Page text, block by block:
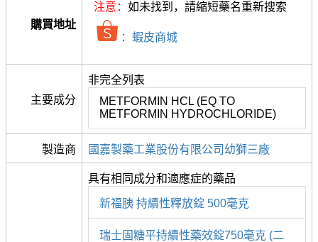
購買地址
注意： 如未找到，請縮短藥名重新搜索
：蝦皮商城
主要成分
非完全列表
METFORMIN HCL (EQ TO
METFORMIN HYDROCHLORIDE)
製造商 國嘉製藥工業股份有限公司幼獅三廠
具有相同成分和適應症的藥品
新福胰 持續性釋放錠 500毫克
瑞士固糖平持續性藥效錠750毫克 (二